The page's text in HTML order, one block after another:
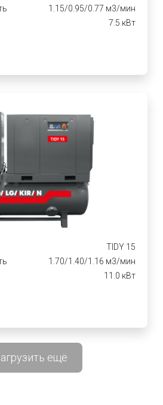
1.15/0.95/0.77 м3/мин
7.5 кВт
TIDY 15
1.70/1.40/1.16 м3/мин
11.0 кВт
ещё